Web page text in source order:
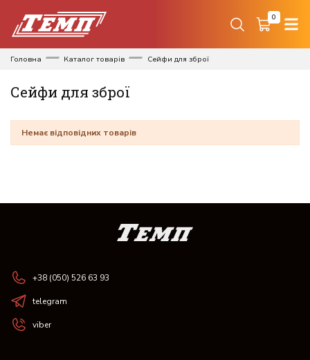
0
Головна Каталог товарів Сейфи для зброї
Сейфи для зброї
Немає відповідних товарів
+38 (050) 526 63 93
telegram
viber